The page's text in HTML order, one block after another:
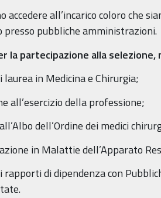
accedere all’incarico coloro che
presso pubbliche amministrazioni.
la partecipazione alla
laurea in Medicina e Chirurgia;
all’esercizio della professione;
dell’Ordine dei medici
in Malattie dell’Apparato
rapporti di dipendenza con